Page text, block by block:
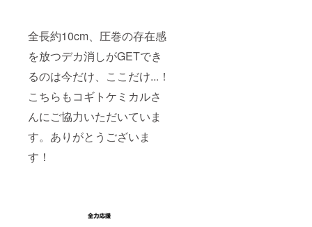
全長約10cm、圧巻の存在感
を放つデカ消しがGETでき
るのは今だけ、ここだけ...！
こちらもコギトケミカルさ
んにご協力いただいていま
す。ありがとうございま
す！